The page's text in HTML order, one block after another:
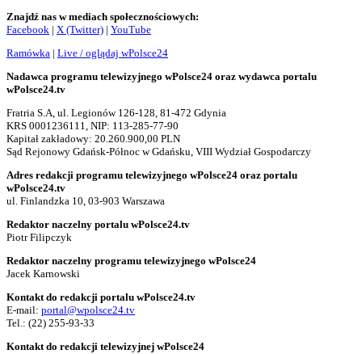
Znajdź nas w mediach społecznościowych:
Facebook | X (Twitter) | YouTube
Ramówka | Live / oglądaj wPolsce24
Nadawca programu telewizyjnego wPolsce24 oraz wydawca portalu
wPolsce24.tv
Fratria S.A, ul. Legionów 126-128, 81-472 Gdynia
KRS 0001236111, NIP: 113-285-77-90
Kapitał zakładowy: 20.260.900,00 PLN
Sąd Rejonowy Gdańsk-Północ w Gdańsku, VIII Wydział Gospodarczy
Adres redakcji programu telewizyjnego wPolsce24 oraz portalu
wPolsce24.tv
ul. Finlandzka 10, 03-903 Warszawa
Redaktor naczelny portalu wPolsce24.tv
Piotr Filipczyk
Redaktor naczelny programu telewizyjnego wPolsce24
Jacek Karnowski
Kontakt do redakcji portalu wPolsce24.tv
E-mail: portal@wpolsce24.tv
Tel.: (22) 255-93-33
Kontakt do redakcji telewizyjnej wPolsce24